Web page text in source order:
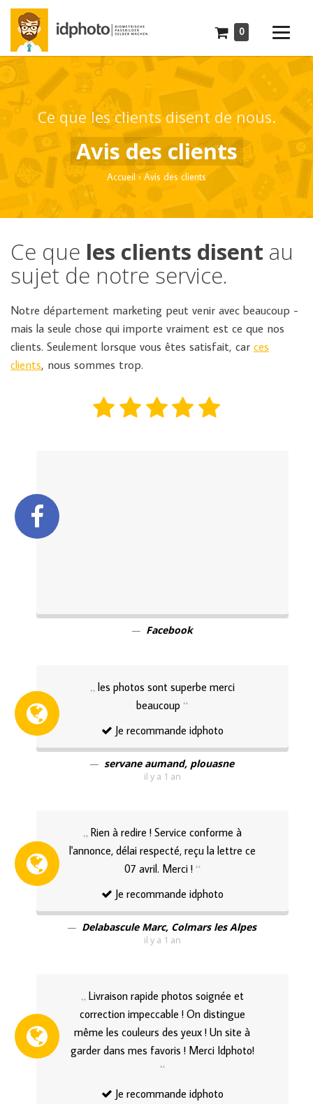
0
Ce que les clients disent de nous.
Avis des clients
Accueil › Avis des clients
Ce que les clients disent au
sujet de notre service.
Notre département marketing peut venir avec beaucoup -
mais la seule chose qui importe vraiment est ce que nos
clients. Seulement lorsque vous êtes satisfait, car ces
clients, nous sommes trop.
Facebook
les photos sont superbe merci
beaucoup
Je recommande idphoto
servane aumand, plouasne
il y a 1 an
Rien à redire ! Service conforme à
l'annonce, délai respecté, reçu la lettre ce
07 avril. Merci !
Je recommande idphoto
Delabascule Marc, Colmars les Alpes
il y a 1 an
Livraison rapide photos soignée et
correction impeccable ! On distingue
même les couleurs des yeux ! Un site à
garder dans mes favoris ! Merci Idphoto!
Je recommande idphoto